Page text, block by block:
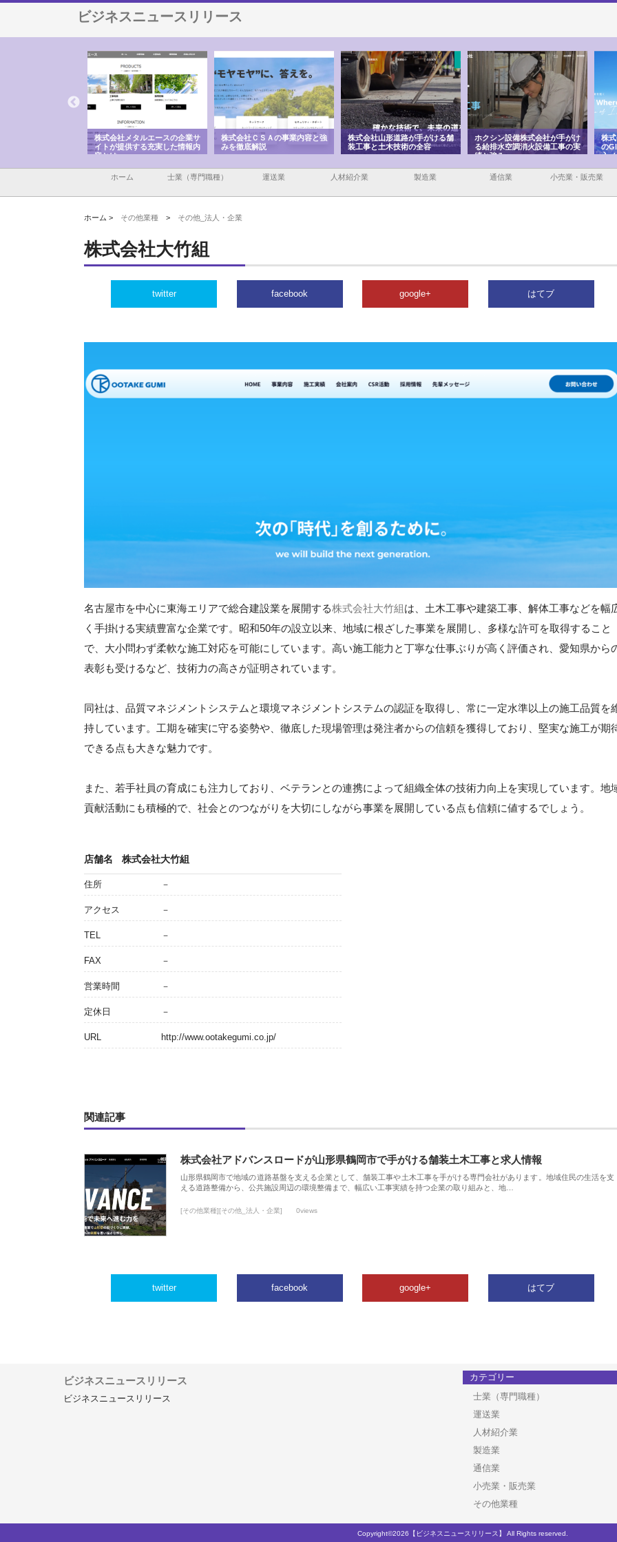
ビジネスニュースリリース
株式会社メタルエースの企業サ
イトが提供する充実した情報内
容とは
株式会社ＣＳＡの事業内容と強
みを徹底解説
株式会社山形道路が手がける舗
装工事と土木技術の全容
ホクシン設備株式会社が手がけ
る給排水空調消火設備工事の実
績と強み
株
の
入
ホーム 士業（専門職種） 運送業 人材紹介業 製造業 通信業 小売業・販売業
ホーム > その他業種 > その他_法人・企業
株式会社大竹組
twitter facebook google+ はてブ
名古屋市を中心に東海エリアで総合建設業を展開する株式会社大竹組は、土木工事や建築工事、解体工事などを幅
く手掛ける実績豊富な企業です。昭和50年の設立以来、地域に根ざした事業を展開し、多様な許可を取得すること
で、大小問わず柔軟な施工対応を可能にしています。高い施工能力と丁寧な仕事ぶりが高く評価され、愛知県から
表彰も受けるなど、技術力の高さが証明されています。
同社は、品質マネジメントシステムと環境マネジメントシステムの認証を取得し、常に一定水準以上の施工品質を
持しています。工期を確実に守る姿勢や、徹底した現場管理は発注者からの信頼を獲得しており、堅実な施工が期
できる点も大きな魅力です。
また、若手社員の育成にも注力しており、ベテランとの連携によって組織全体の技術力向上を実現しています。地
貢献活動にも積極的で、社会とのつながりを大切にしながら事業を展開している点も信頼に値するでしょう。
店舗名 株式会社大竹組
住所 －
アクセス －
TEL －
FAX －
営業時間 －
定休日 －
URL http://www.ootakegumi.co.jp/
関連記事
株式会社アドバンスロードが山形県鶴岡市で手がける舗装土木工事と求人情報
山形県鶴岡市で地域の道路基盤を支える企業として、舗装工事や土木工事を手がける専門会社があります。地域住民の生活を支
える道路整備から、公共施設周辺の環境整備まで、幅広い工事実績を持つ企業の取り組みと、地…
[その他業種][その他_法人・企業] 0views
twitter facebook google+ はてブ
ビジネスニュースリリース
ビジネスニュースリリース
カテゴリー
士業（専門職種）
運送業
人材紹介業
製造業
通信業
小売業・販売業
その他業種
Copyright©2026【ビジネスニュースリリース】 All Rights reserved.